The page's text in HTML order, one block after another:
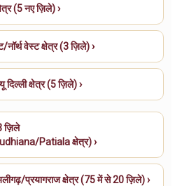
(5 नए ज़िले) ›
नॉर्थ वेस्ट क्षेत्र (3 ज़िले) ›
क्षेत्र (5 ज़िले) ›
ज़िले
Patiala क्षेत्र) ›
प्रयागराज क्षेत्र (75 में से 20 ज़िले) ›